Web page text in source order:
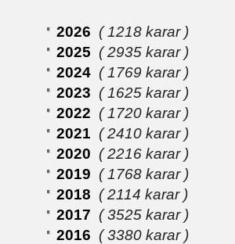
2026 ( 1218 karar )
2025 ( 2935 karar )
2024 ( 1769 karar )
2023 ( 1625 karar )
2022 ( 1720 karar )
2021 ( 2410 karar )
2020 ( 2216 karar )
2019 ( 1768 karar )
2018 ( 2114 karar )
2017 ( 3525 karar )
2016 ( 3380 karar )